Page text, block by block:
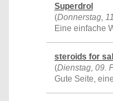
Superdrol
(Donnerstag,
Eine einfache
steroids for
(Dienstag, 09.
Gute Seite,